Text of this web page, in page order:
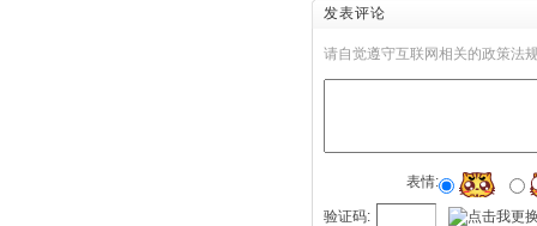
发表评论
请自觉遵守互联网相关的政策法
表情:
验证码: